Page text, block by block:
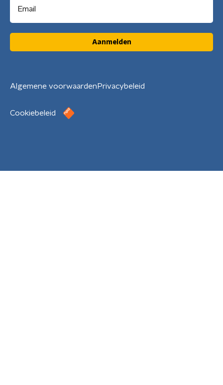
Aanmelden
Algemene voorwaarden Privacybeleid
Cookiebeleid